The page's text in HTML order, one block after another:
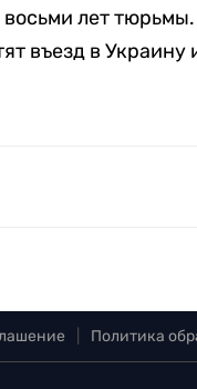
лет тюрьмы.
въезд в Украину
Политика